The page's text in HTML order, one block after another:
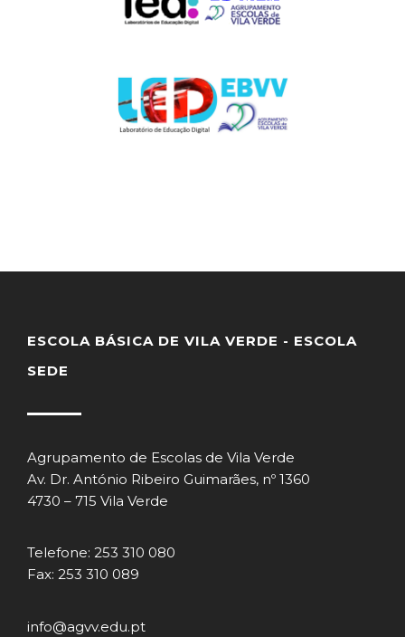
ESCOLA BÁSICA DE VILA VERDE - ESCOLA
SEDE
Agrupamento de Escolas de Vila Verde
Av. Dr. António Ribeiro Guimarães, nº 1360
4730 – 715 Vila Verde
Telefone: 253 310 080
Fax: 253 310 089
info@agvv.edu.pt